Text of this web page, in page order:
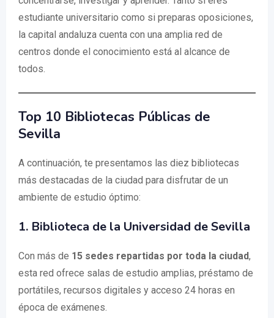
estudiante universitario como si preparas oposiciones,
la capital andaluza cuenta con una amplia red de
centros donde el conocimiento está al alcance de
todos.
Top 10 Bibliotecas Públicas de
Sevilla
A continuación, te presentamos las diez bibliotecas
más destacadas de la ciudad para disfrutar de un
ambiente de estudio óptimo:
1. Biblioteca de la Universidad de Sevilla
Con más de 15 sedes repartidas por toda la ciudad,
esta red ofrece salas de estudio amplias, préstamo de
portátiles, recursos digitales y acceso 24 horas en
época de exámenes.